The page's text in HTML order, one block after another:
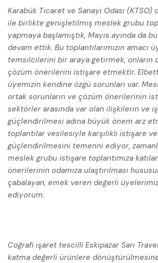
Karabük Ticaret ve Sanayi Odası (KTSO)
ile birlikte genişletilmiş meslek grubu
yapmaya başlamıştık, Mayıs ayında da
devam ettik. Bu toplantılarımızın amacı
temsilcilerini bir araya getirmek, onların
çözüm önerilerini istişare etmektir.
üyemizin kendine özgü sorunları var.
ortak sorunların ve çözüm önerilerinin
sektörler arasında var olan ilişkilerin ve
güçlendirilmesi adına büyük önem arz
toplantılar vesilesiyle karşılıklı istişare
güçlendirilmesini temenni ediyor,
meslek grubu istişare toplantımıza
önerilerinin odamıza ulaştırılması
çabalayan, emek veren değerli
ediyorum.
Coğrafi işaret tescilli Eskipazar Sarı
katma değerli ürünlere